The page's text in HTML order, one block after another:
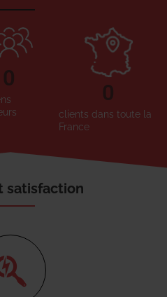
0
clients dans toute la
France
0
satisfaction